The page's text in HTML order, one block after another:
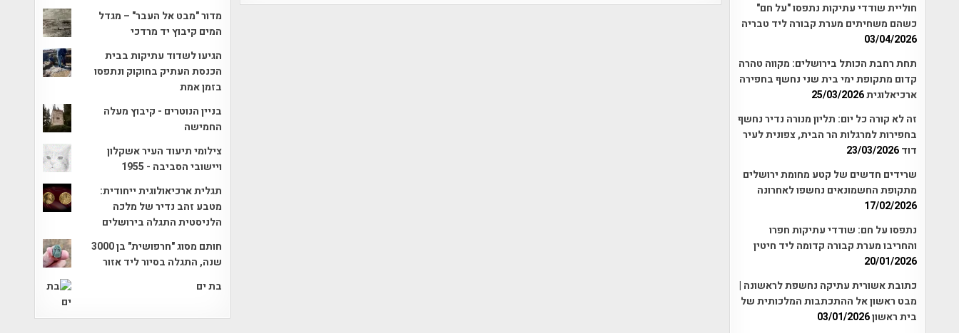
חוליית שודדי עתיקות נתפסו "על חם"
כשהם משחיתים מערת קבורה ליד טבריה
03/04/2026
תחת רחבת הכותל בירושלים: מקווה טהרה
קדום מתקופת ימי בית שני נחשף בחפירה
ארכיאלוגית25/03/2026
זה לא קורה כל יום: תליון מנורה נדיר נחשף
בחפירות למרגלות הר הבית, צפונית לעיר
דוד23/03/2026
שרידים חדשים של קטע מחומת ירושלים
מתקופת החשמונאים נחשפו לאחרונה
17/02/2026
נתפסו על חם: שודדי עתיקות חפרו
והחריבו מערת קבורה קדומה ליד חיטין
20/01/2026
כתובת אשורית עתיקה נחשפת לראשונה |
מבט ראשון אל ההתכתבות המלכותית של
בית ראשון03/01/2026
מדור "מבט אל העבר" – מגדל
המים קיבוץ יד מרדכי
הגיעו לשדוד עתיקות בבית
הכנסת העתיק בחוקוק ונתפסו
בזמן אמת
בניין הנוטרים - קיבוץ מעלה
החמישה
צילומי תיעוד העיר אשקלון
ויישובי הסביבה - 1955
תגלית ארכיאולוגית ייחודית:
מטבע זהב נדיר של מלכה
הלניסטית התגלה בירושלים
חותם מסוג "חרפושית" בן 3000
שנה, התגלה בסיור ליד אזור
בת ים